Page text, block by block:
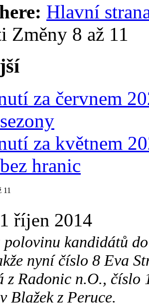
Hlavní
Změny 8 až 11
za červnem
za květnem
hranic
11
říjen 2014
kandidátů do
nyní číslo 8 Eva
z Radonic n.O.,
Blažek z Peruce.